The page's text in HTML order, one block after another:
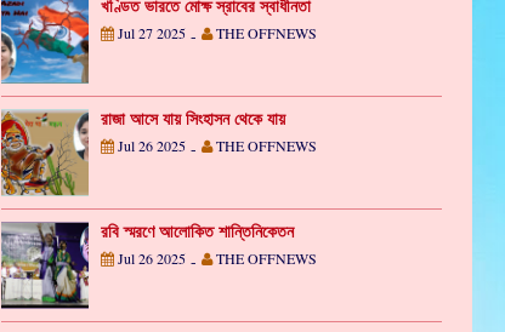
খণ্ডিত ভারতে মোক্ষ স্রাবের স্বাধীনতা
Jul 27 2025 - THE OFFNEWS
রাজা আসে যায় সিংহাসন থেকে যায়
Jul 26 2025 - THE OFFNEWS
রবি স্মরণে আলোকিত শান্তিনিকেতন
Jul 26 2025 - THE OFFNEWS